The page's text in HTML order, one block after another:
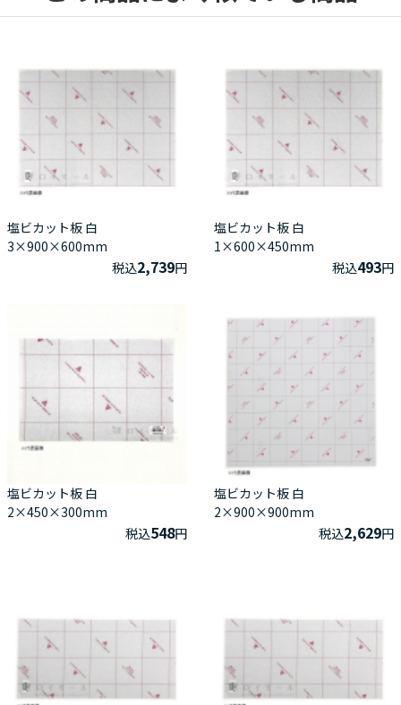
塩ビカット板 白
3×900×600mm
税込2,739円
塩ビカット板 白
1×600×450mm
税込493円
塩ビカット板 白
2×450×300mm
税込548円
塩ビカット板 白
2×900×900mm
税込2,629円